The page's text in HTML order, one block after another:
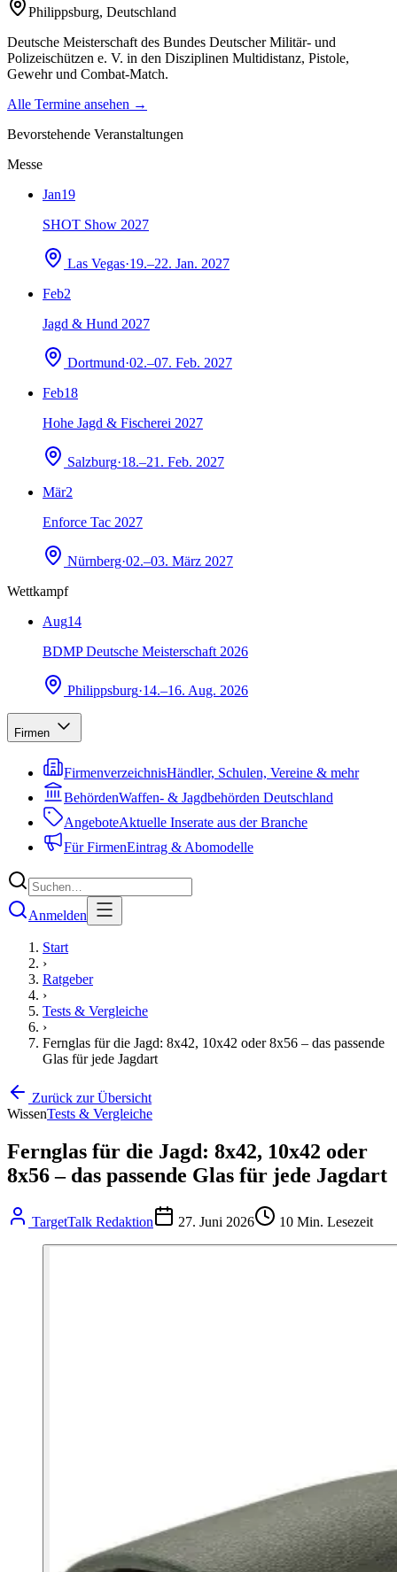
Philippsburg, Deutschland
Deutsche Meisterschaft des Bundes Deutscher Militär- und
Polizeischützen e. V. in den Disziplinen Multidistanz, Pistole,
Gewehr und Combat-Match.
Alle Termine ansehen →
Bevorstehende Veranstaltungen
Messe
Jan19
SHOT Show 2027
Las Vegas·19.–22. Jan. 2027
Feb2
Jagd & Hund 2027
Dortmund·02.–07. Feb. 2027
Feb18
Hohe Jagd & Fischerei 2027
Salzburg·18.–21. Feb. 2027
Mär2
Enforce Tac 2027
Nürnberg·02.–03. März 2027
Wettkampf
Aug14
BDMP Deutsche Meisterschaft 2026
Philippsburg·14.–16. Aug. 2026
Firmen
FirmenverzeichnisHändler, Schulen, Vereine & mehr
BehördenWaffen- & Jagdbehörden Deutschland
AngeboteAktuelle Inserate aus der Branche
Für FirmenEintrag & Abomodelle
Anmelden
Start
›
Ratgeber
›
Tests & Vergleiche
›
Fernglas für die Jagd: 8x42, 10x42 oder 8x56 – das passende
Glas für jede Jagdart
Zurück zur Übersicht
WissenTests & Vergleiche
Fernglas für die Jagd: 8x42, 10x42 oder
8x56 – das passende Glas für jede Jagdart
TargetTalk Redaktion 27. Juni 2026 10 Min. Lesezeit